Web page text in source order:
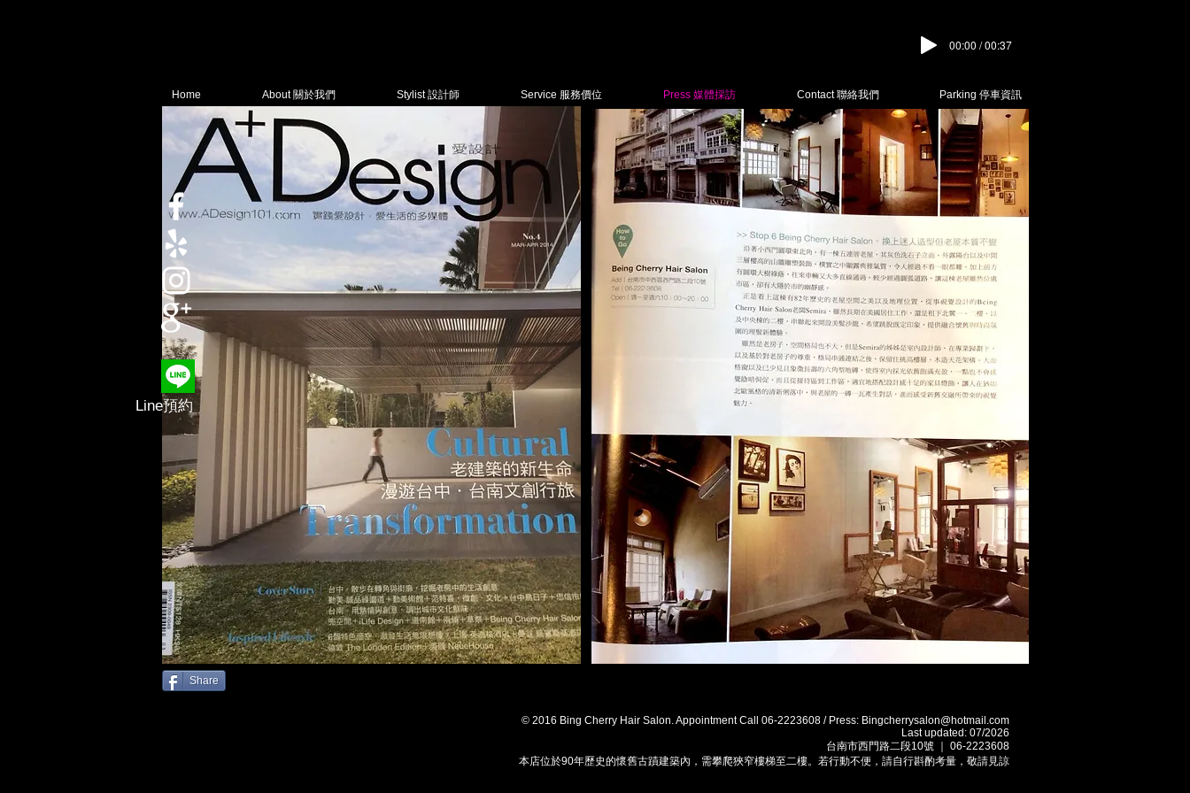
Home About 關於我們 Stylist 設計師 Service 服務價位 Press 媒體採訪 Contact 聯絡我們 Parking 停車資訊
00:00 / 00:37
Share
Line預約
© 2016 Bing Cherry Hair Salon. Appointment Call 06-2223608 / Press: Bingcherrysalon@hotmail.com
Last updated: 07/2026
​台南市西門路二段10號 ｜ 06-2223608
本店位於90年歷史的懷舊古蹟建築內，需攀爬狹窄樓梯至二樓。若行動不便，請自行斟酌考量，敬請見諒